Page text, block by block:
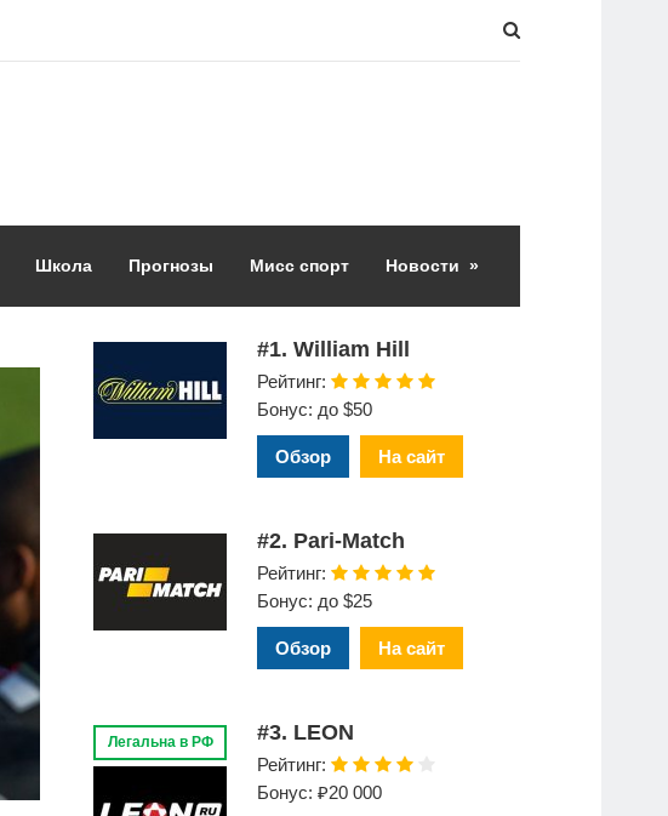
Школа Прогнозы Мисс спорт Новости »
#1. William Hill
Рейтинг:
Бонус: до $50
Обзор На сайт
#2. Pari-Match
Рейтинг:
Бонус: до $25
Обзор На сайт
Легальна в РФ #3. LEON
Рейтинг:
Бонус: ₽20 000